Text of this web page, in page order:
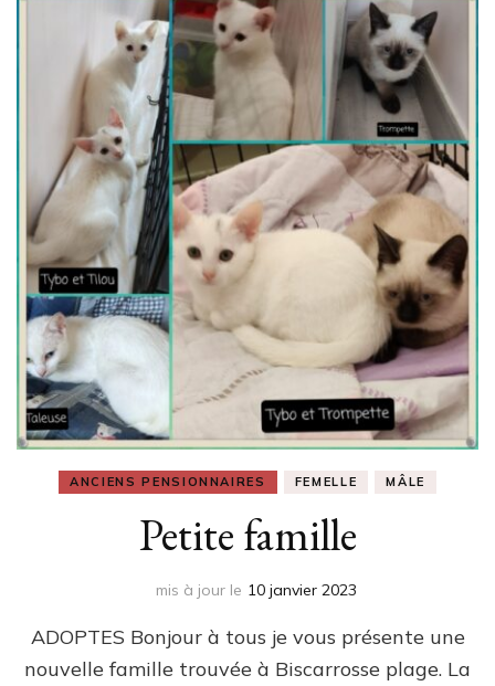
ANCIENS PENSIONNAIRES FEMELLE MÂLE
Petite famille
mis à jour le 10 janvier 2023
ADOPTES Bonjour à tous je vous présente une
nouvelle famille trouvée à Biscarrosse plage. La